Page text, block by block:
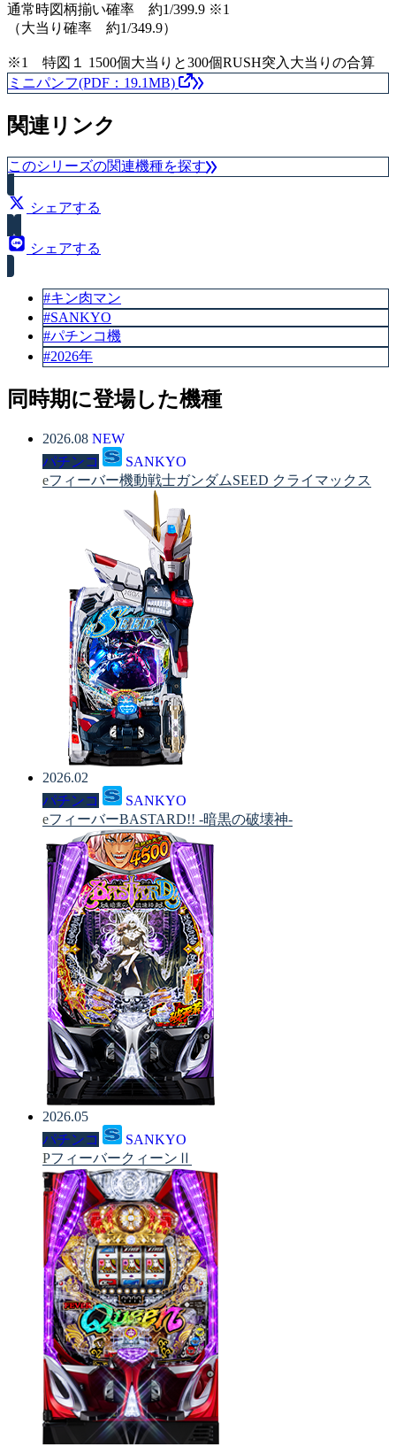
通常時図柄揃い確率 約1/399.9 ※1
（大当り確率 約1/349.9）
※1 特図１ 1500個大当りと300個RUSH突入大当りの合算
ミニパンフ(PDF：19.1MB)
関連リンク
このシリーズの関連機種を探す
シェアする
シェアする
#キン肉マン
#SANKYO
#パチンコ機
#2026年
同時期に登場した機種
2026.08 NEW
パチンコ
SANKYO
eフィーバー機動戦士ガンダムSEED クライマックス
2026.02
パチンコ
SANKYO
eフィーバーBASTARD!! -暗黒の破壊神-
2026.05
パチンコ
SANKYO
PフィーバークィーンⅡ